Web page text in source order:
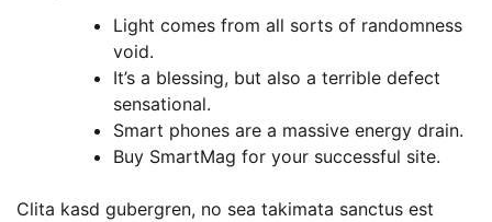
Light comes from all sorts of randomness
void.
It’s a blessing, but also a terrible defect
sensational.
Smart phones are a massive energy drain.
Buy SmartMag for your successful site.
Clita kasd gubergren, no sea takimata sanctus est